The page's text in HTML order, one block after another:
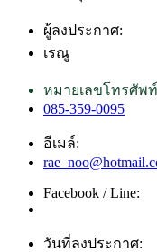
ผู้ลงประกาศ:
เรณู
หมายเลขโทรศัพ
085-359-0095
อีเมล์:
Facebook / Line:
วันที่ลงประกาศ: